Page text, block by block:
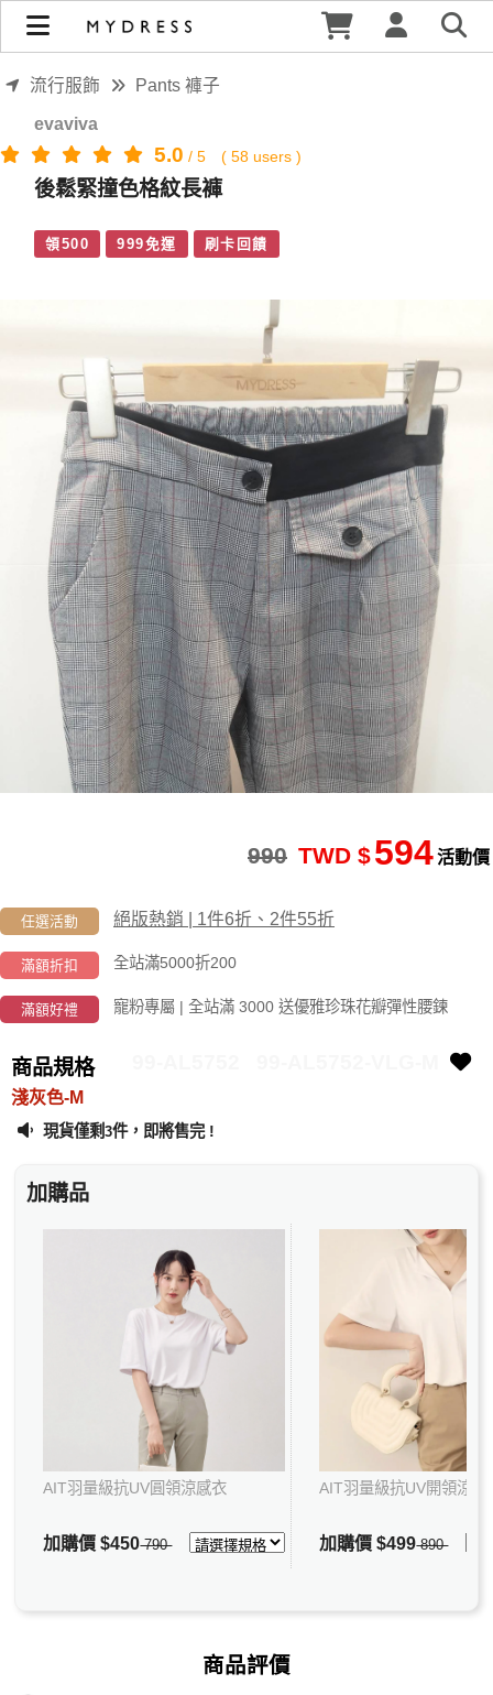
後鬆緊撞色格紋長褲 | MYDRESS 時裳韓風
流行服飾 Pants 褲子
evaviva
5.0 / 5 ( 58 users )
後鬆緊撞色格紋長褲
領500 999免運 刷卡回饋
活動價
594
TWD $
990
任選活動 絕版熱銷 | 1件6折、2件55折
滿額折扣 全站滿5000折200
滿額好禮 寵粉專屬 | 全站滿 3000 送優雅珍珠花瓣彈性腰鍊
商品規格
淺灰色-M
現貨僅剩3件，即將售完 !
加購品
AIT羽量級抗UV圓領涼感衣
加購價$450790
AIT羽量級抗UV開領涼感
加購價$499890
商品評價